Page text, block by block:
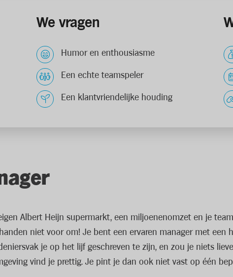
We vragen
Humor en enthousiasme
Een echte teamspeler
Een klantvriendelijke houding
Albert Heijn supermarkt, een miljoenenomzet en je
niet voor om! Je bent een ervaren manager met een
je op het lijf geschreven te zijn, en zou je niets
vind je prettig. Je pint je dan ook niet vast op één